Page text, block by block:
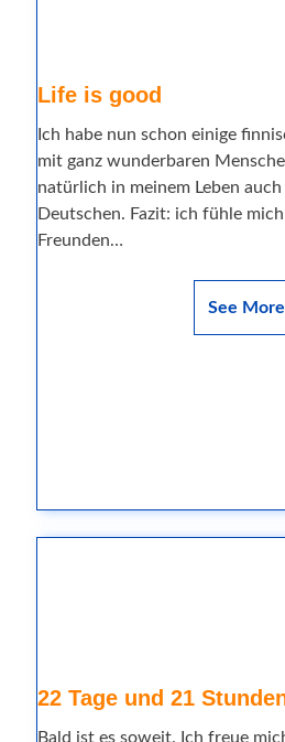
Life is good
Ich habe nun schon einige
mit ganz wunderbaren
natürlich in meinem Leben
Deutschen. Fazit: ich fühle
Freunden…
See More
22 Tage und 21
Bald ist es soweit. Ich freue